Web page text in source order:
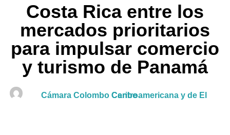
Costa Rica entre los
mercados prioritarios
para impulsar comercio
y turismo de Panamá
Cámara Colombo Centroamericana y de El Caribe